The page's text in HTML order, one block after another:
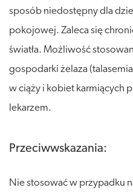
sposób niedostępny dla
pokojowej. Zaleca się
światła. Możliwość
gospodarki żelaza
w ciąży i kobiet karmiących
lekarzem.
Przeciwwskazania:
Nie stosować w przypadku